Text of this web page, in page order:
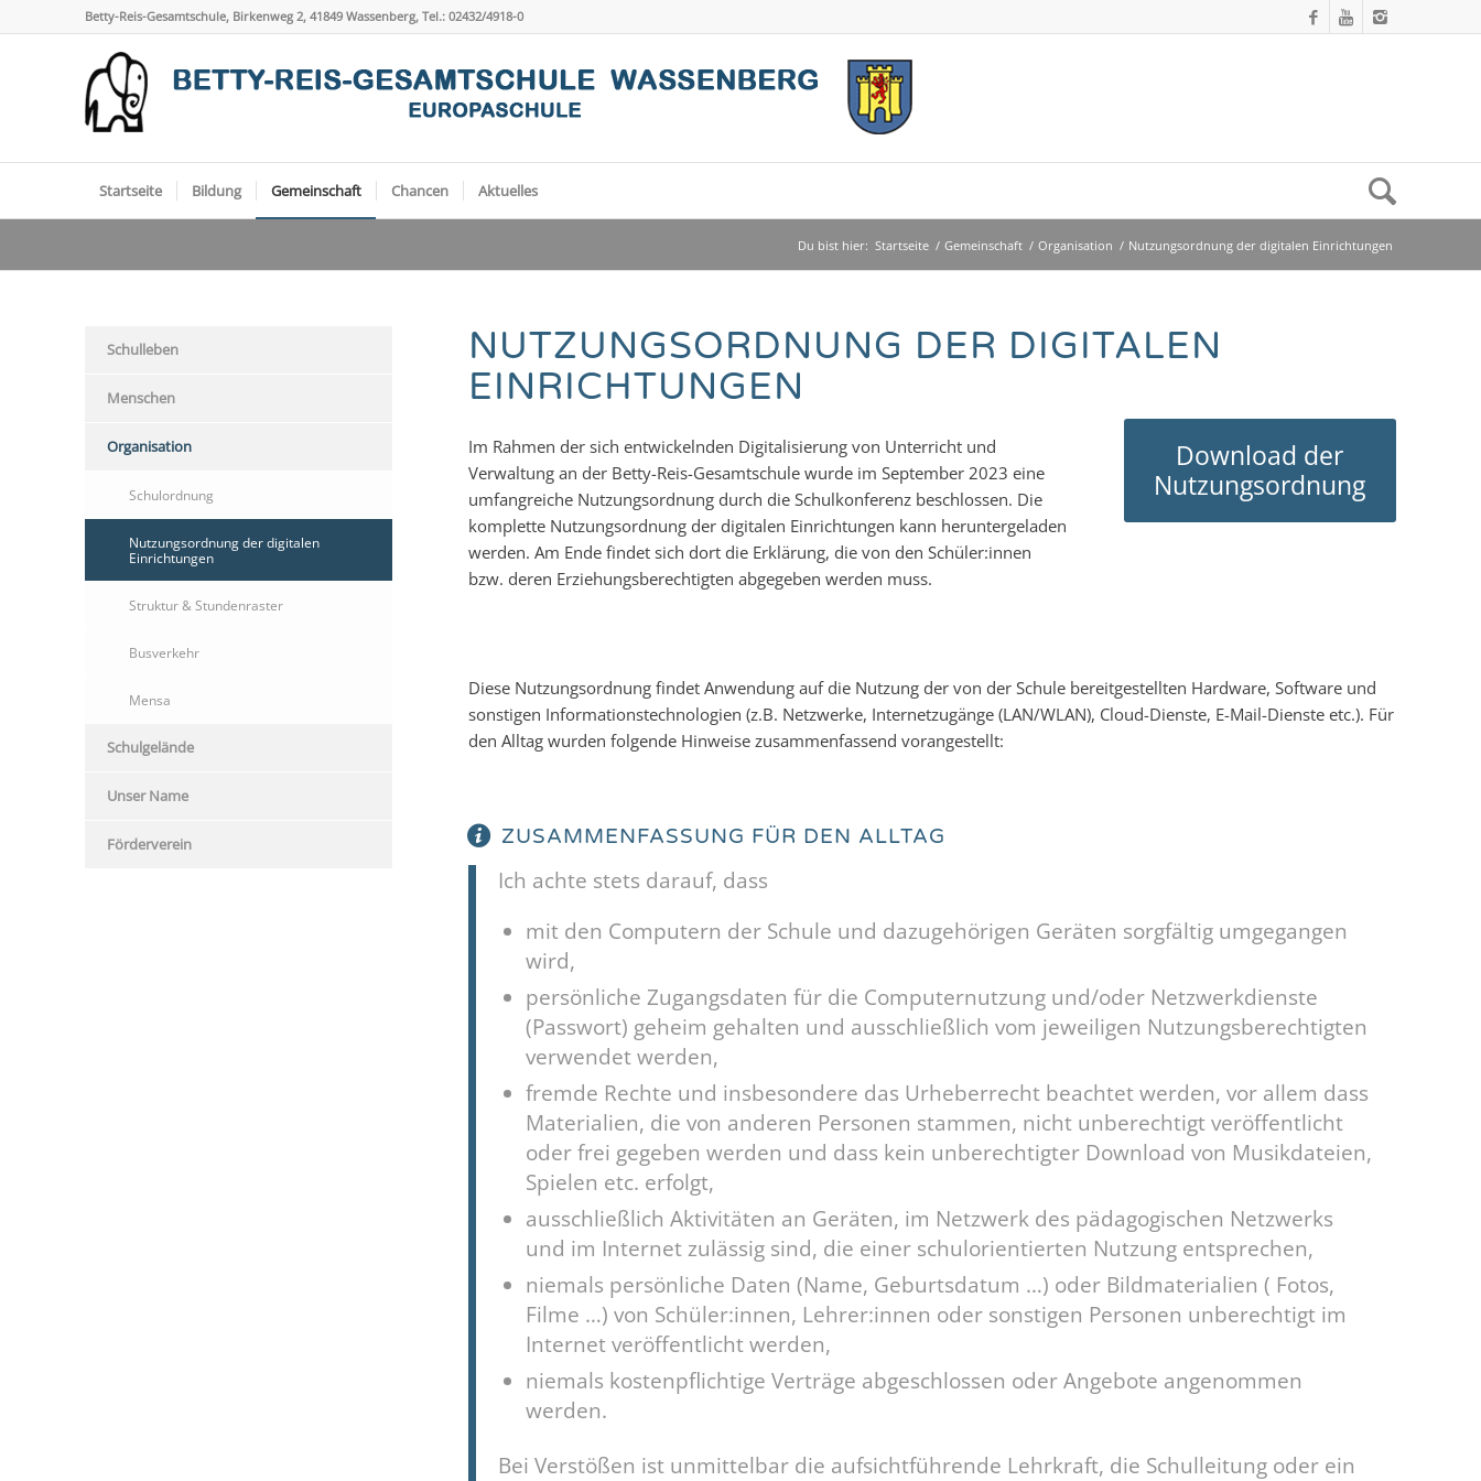
Betty-Reis-Gesamtschule, Birkenweg 2, 41849 Wassenberg, Tel.: 02432/4918-0
Startseite Bildung Gemeinschaft Chancen Aktuelles
Du bist hier: Startseite / Gemeinschaft / Organisation / Nutzungsordnung der digitalen Einrichtungen
NUTZUNGSORDNUNG DER DIGITALEN
EINRICHTUNGEN
Im Rahmen der sich entwickelnden Digitalisierung von Unterricht und
Verwaltung an der Betty-Reis-Gesamtschule wurde im September 2023 eine
umfangreiche Nutzungsordnung durch die Schulkonferenz beschlossen. Die
komplette Nutzungsordnung der digitalen Einrichtungen kann herunter­geladen
werden. Am Ende findet sich dort die Erklärung, die von den Schüler:innen
bzw. deren Erziehungsberechtigten abgegeben werden muss.
Download der
Nutzungsordnung
Diese Nutzungsordnung findet Anwendung auf die Nutzung der von der Schule bereitgestellten Hardware, Software und
sonstigen Informations­technologien (z.B. Netzwerke, Internetzugänge (LAN/WLAN), Cloud-Dienste, E-Mail-Dienste etc.). Für
den Alltag wurden folgende Hinweise zusammenfassend vorangestellt:
ZUSAMMENFASSUNG FÜR DEN ALLTAG
Ich achte stets darauf, dass
mit den Computern der Schule und dazugehörigen Geräten sorgfältig umgegangen
wird,
persönliche Zugangsdaten für die Computernutzung und/oder Netzwerkdienste
(Passwort) geheim gehalten und ausschließlich vom jeweiligen Nutzungsberechtigten
verwendet werden,
fremde Rechte und insbesondere das Urheberrecht beachtet werden, vor allem dass
Materialien, die von anderen Personen stammen, nicht unberechtigt veröffentlicht
oder frei gegeben werden und dass kein unberechtigter Download von Musikdateien,
Spielen etc. erfolgt,
ausschließlich Aktivitäten an Geräten, im Netzwerk des pädagogischen Netzwerks
und im Internet zulässig sind, die einer schulorientierten Nutzung entsprechen,
niemals persönliche Daten (Name, Geburtsdatum …) oder Bildmaterialien ( Fotos,
Filme …) von Schüler:innen, Lehrer:innen oder sonstigen Personen unberechtigt im
Internet veröffentlicht werden,
niemals kostenpflichtige Verträge abgeschlossen oder Angebote angenommen
werden.
Bei Verstößen ist unmittelbar die aufsichtführende Lehrkraft, die Schulleitung oder ein
Schulleben
Menschen
Organisation
Schulordnung
Nutzungsordnung der digitalen
Einrichtungen
Struktur & Stundenraster
Busverkehr
Mensa
Schulgelände
Unser Name
Förderverein